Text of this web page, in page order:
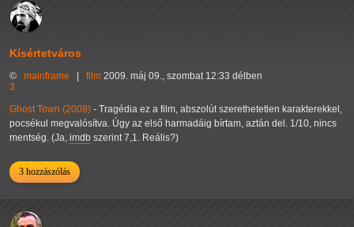
Kísértetváros
© mainframe | film 2009. máj 09., szombat 12:33 délben
3
Ghost Town (2008) - Tragédia ez a film, abszolút szerethetetlen karakterekkel,
pocsékul megvalósítva. Úgy az első harmadáig bírtam, aztán del. 1/10, nincs
mentség. (Ja, imdb szerint 7,1. Reális?)
3 hozzászólás